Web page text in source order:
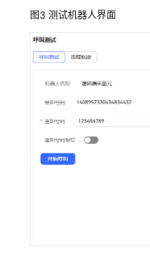
约
机
器
图3 测试机器人界面